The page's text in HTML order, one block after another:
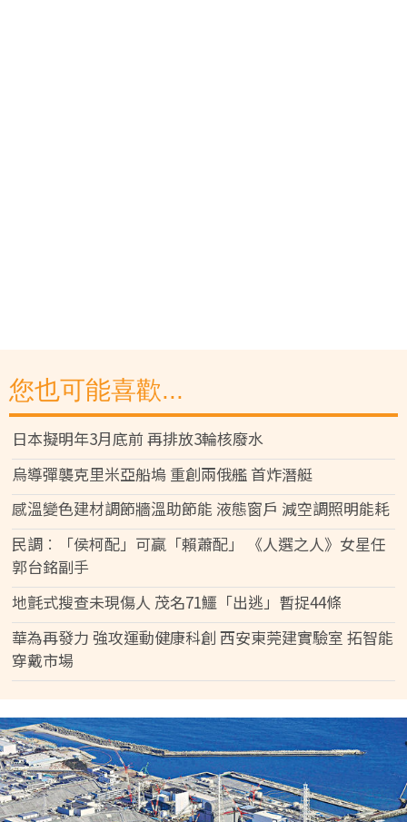
您也可能喜歡...
日本擬明年3月底前 再排放3輪核廢水
烏導彈襲克里米亞船塢 重創兩俄艦 首炸潛艇
感溫變色建材調節牆溫助節能 液態窗戶 減空調照明能耗
民調︰「侯柯配」可贏「賴蕭配」 《人選之人》女星任
郭台銘副手
地氈式搜查未現傷人 茂名71鱷「出逃」暫捉44條
華為再發力 強攻運動健康科創 西安東莞建實驗室 拓智能
穿戴市場